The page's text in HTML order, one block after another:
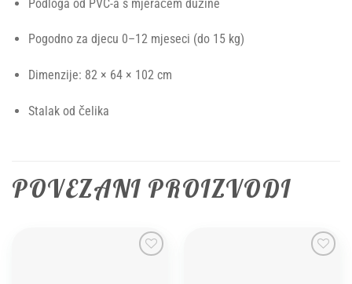
Podloga od PVC-a s mjeračem dužine
Pogodno za djecu 0–12 mjeseci (do 15 kg)
Dimenzije: 82 × 64 × 102 cm
Stalak od čelika
POVEZANI PROIZVODI